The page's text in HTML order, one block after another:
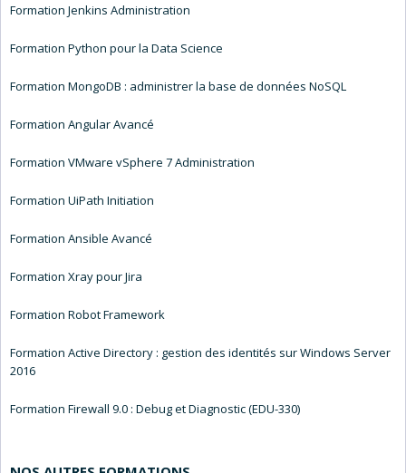
Formation Jenkins Administration
Formation Python pour la Data Science
Formation MongoDB : administrer la base de données NoSQL
Formation Angular Avancé
Formation VMware vSphere 7 Administration
Formation UiPath Initiation
Formation Ansible Avancé
Formation Xray pour Jira
Formation Robot Framework
Formation Active Directory : gestion des identités sur Windows Server
2016
Formation Firewall 9.0 : Debug et Diagnostic (EDU-330)